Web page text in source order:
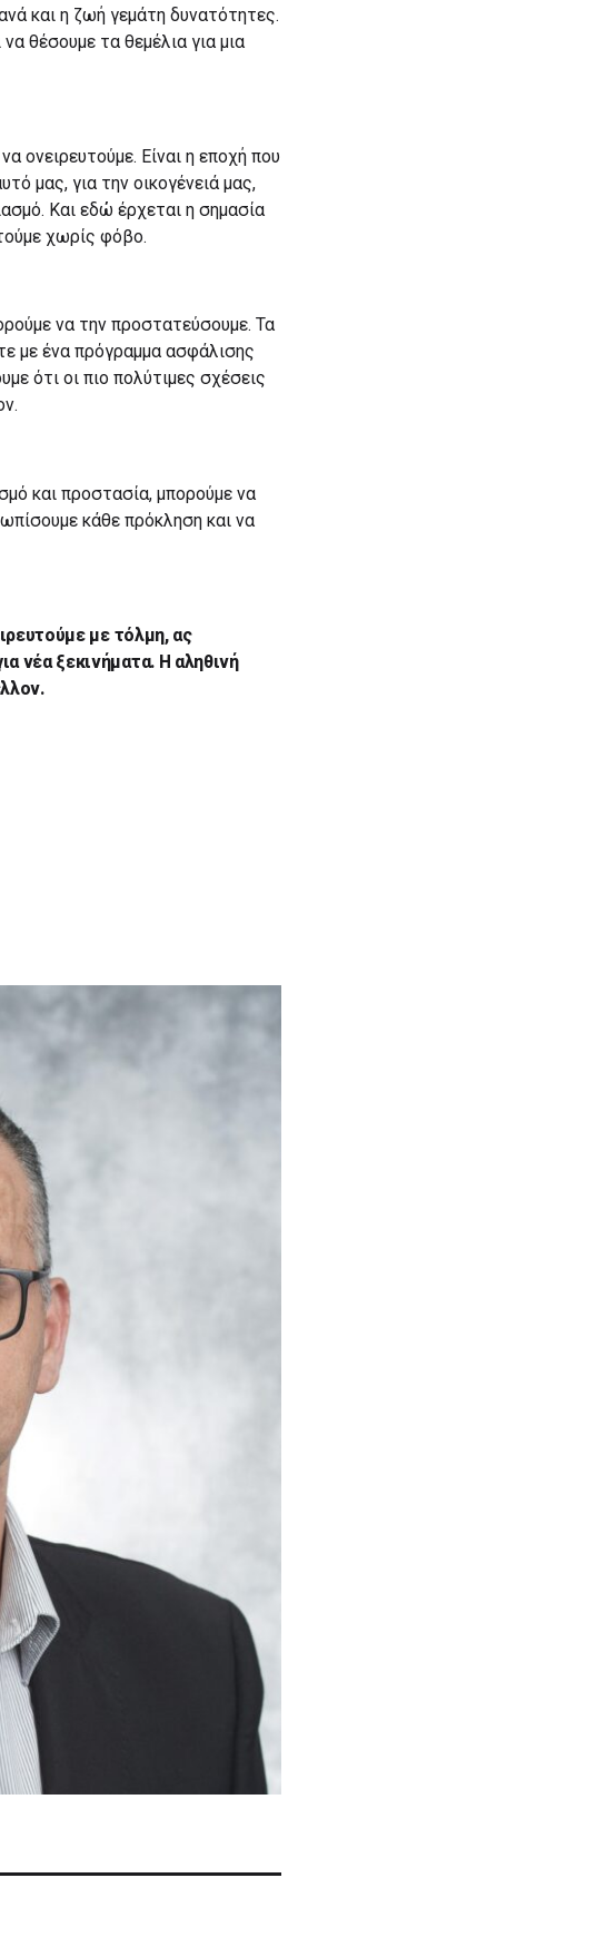
και η ζωή γεμάτη δυνατότητες.
θέσουμε τα θεμέλια για μια
ονειρευτούμε. Είναι η εποχή που
μας, για την οικογένειά μας,
Και εδώ έρχεται η σημασία
χωρίς φόβο.
να την προστατεύσουμε. Τα
με ένα πρόγραμμα ασφάλισης
ότι οι πιο πολύτιμες σχέσεις
και προστασία, μπορούμε να
κάθε πρόκληση και να
με τόλμη, ας
νέα ξεκινήματα. Η αληθινή